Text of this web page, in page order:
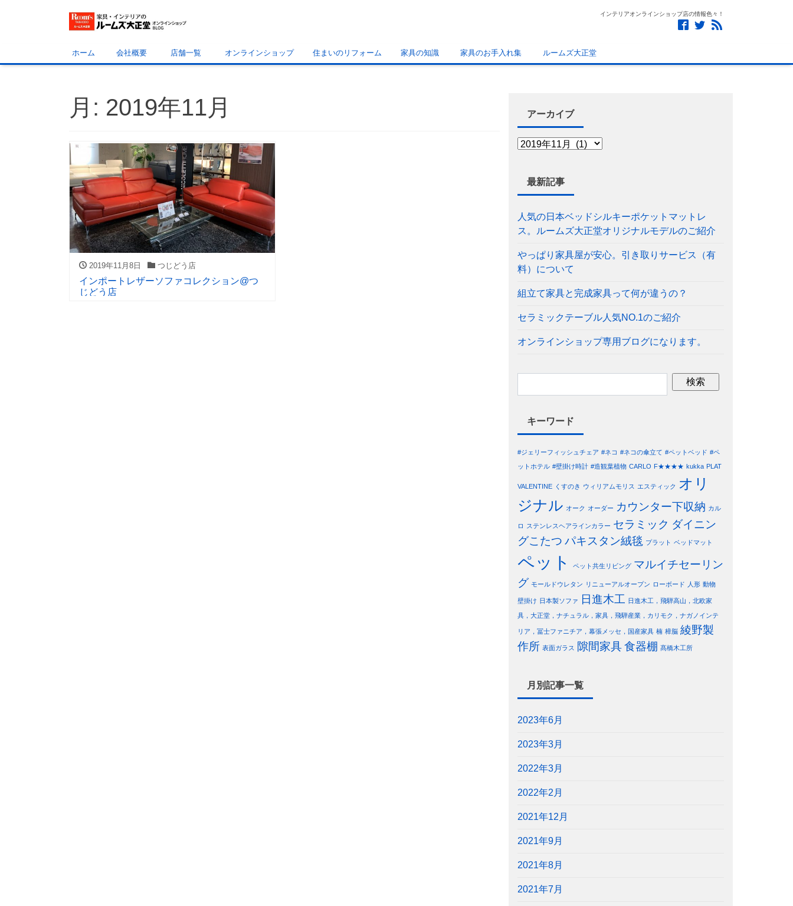
インテリアオンラインショップ店の情報色々！
ホーム 会社概要 店舗一覧 オンラインショップ 住まいのリフォーム 家具の知識 家具のお手入れ集 ルームズ大正堂
月: 2019年11月
2019年11月8日 つじどう店
インポートレザーソファコレクション@つ
じどう店
アーカイブ
最新記事
人気の日本ベッドシルキーポケットマットレ
ス。ルームズ大正堂オリジナルモデルのご紹介
やっぱり家具屋が安心。引き取りサービス（有
料）について
組立て家具と完成家具って何が違うの？
セラミックテーブル人気NO.1のご紹介
オンラインショップ専用ブログになります。
キーワード
#ジェリーフィッシュチェア #ネコ #ネコの傘立て #ペットベッド #ペ
ットホテル #壁掛け時計 #造観葉植物 CARLO F★★★★ kukka PLAT
VALENTINE くすのき ウィリアムモリス エスティック オリ
ジナル オーク オーダー カウンター下収納 カル
ロ ステンレスヘアラインカラー セラミック ダイニン
グこたつ パキスタン絨毯 プラット ベッドマット
ペット ペット共生リビング マルイチセーリン
グ モールドウレタン リニューアルオープン ローボード 人形 動物
壁掛け 日本製ソファ 日進木工 日進木工，飛騨高山，北欧家
具，大正堂，ナチュラル，家具，飛騨産業，カリモク，ナガノインテ
リア，冨士ファニチア，幕張メッセ，国産家具 楠 樟脳 綾野製
作所 表面ガラス 隙間家具食器棚 髙橋木工所
月別記事一覧
2023年6月
2023年3月
2022年3月
2022年2月
2021年12月
2021年9月
2021年8月
2021年7月